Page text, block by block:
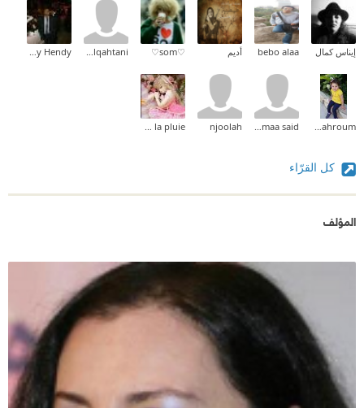
إيناس كمال bebo alaa أديم ♡som♡
wedad alqahtani
Shawky Hendy
Doaa Mahroum
asmaa said
njoolah
la fille de la pluie
كل القرّاء
المؤلف